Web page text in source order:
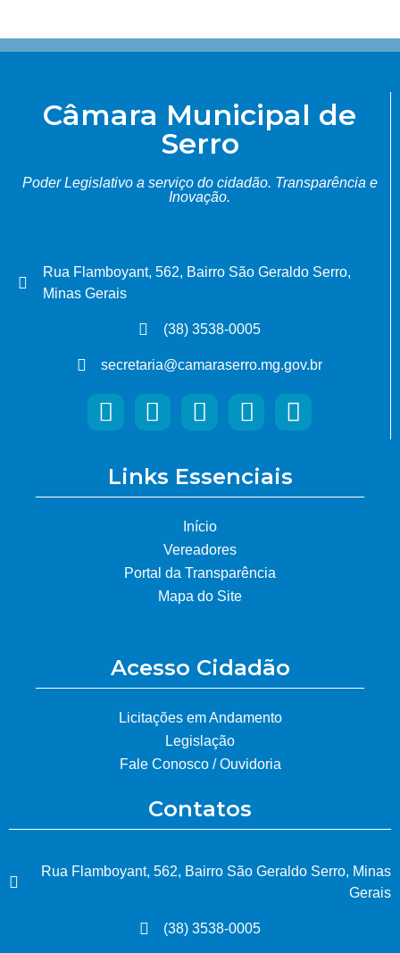
Câmara Municipal de
Serro
Poder Legislativo a serviço do cidadão. Transparência e
Inovação.
Rua Flamboyant, 562, Bairro São Geraldo Serro,
Minas Gerais
(38) 3538-0005
secretaria@camaraserro.mg.gov.br
Links Essenciais
Início
Vereadores
Portal da Transparência
Mapa do Site
Acesso Cidadão
Licitações em Andamento
Legislação
Fale Conosco / Ouvidoria
Contatos
Rua Flamboyant, 562, Bairro São Geraldo Serro, Minas
Gerais
(38) 3538-0005